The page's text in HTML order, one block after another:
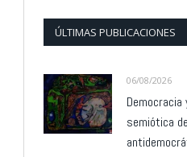
ÚLTIMAS PUBLICACIONES
06/08/2026
semiótica